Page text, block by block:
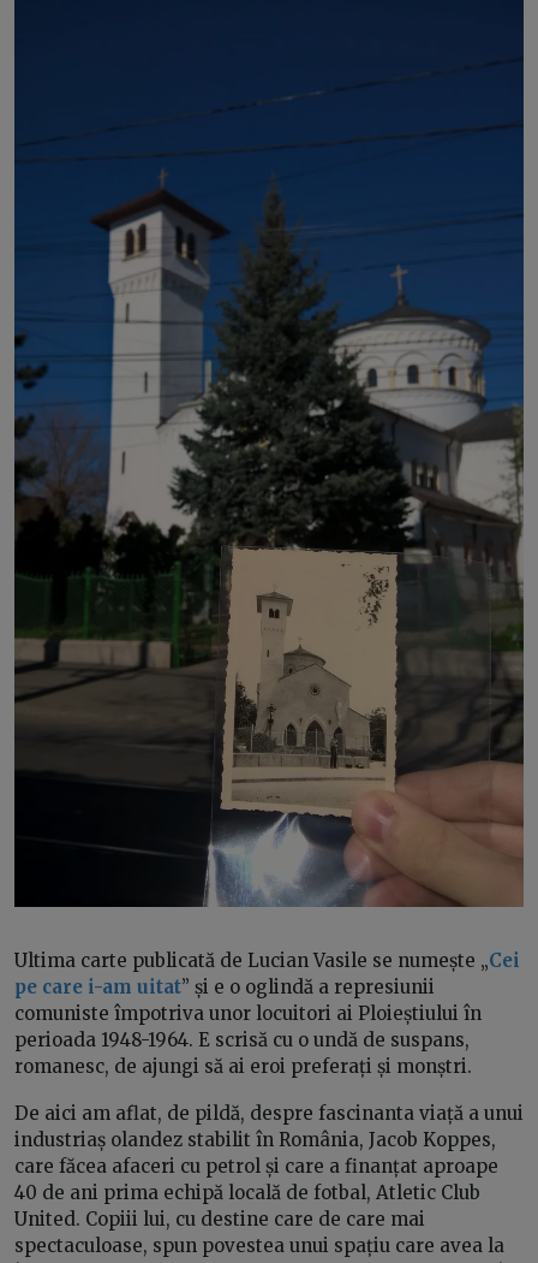
Ultima carte publicată de Lucian Vasile se numește „Cei
pe care i-am uitat” și e o oglindă a represiunii
comuniste împotriva unor locuitori ai Ploieștiului în
perioada 1948-1964. E scrisă cu o undă de suspans,
romanesc, de ajungi să ai eroi preferați și monștri.
De aici am aflat, de pildă, despre fascinanta viață a unui
industriaș olandez stabilit în România, Jacob Koppes,
care făcea afaceri cu petrol și care a finanțat aproape
40 de ani prima echipă locală de fotbal, Atletic Club
United. Copiii lui, cu destine care de care mai
spectaculoase, spun povestea unui spațiu care avea la